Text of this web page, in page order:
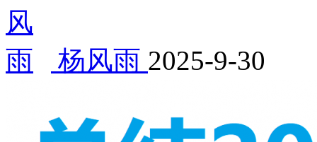
杨风雨 2025-9-30